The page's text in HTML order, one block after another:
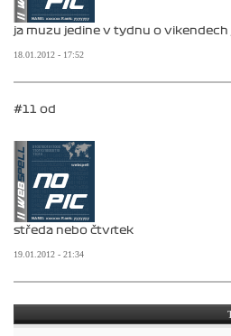
ja muzu jedine v tydnu o
18.01.2012 - 17:52
#11 od
středa nebo čtvrtek
19.01.2012 - 21:34